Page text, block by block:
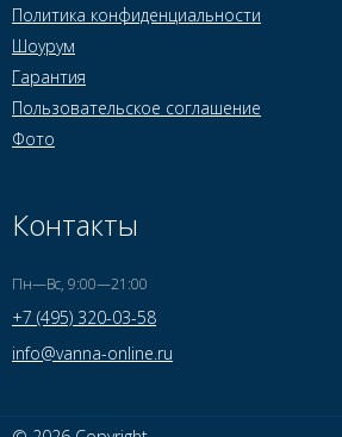
Политика конфиденциальности
Шоурум
Гарантия
Пользовательское соглашение
Фото
Контакты
Пн—Вс, 9:00—21:00
+7 (495) 320-03-58
info@vanna-online.ru